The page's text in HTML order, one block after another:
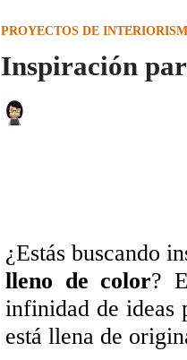
PROYECTOS DE
Inspiración
¿Estás buscando
lleno de color?
infinidad de ideas
está llena de